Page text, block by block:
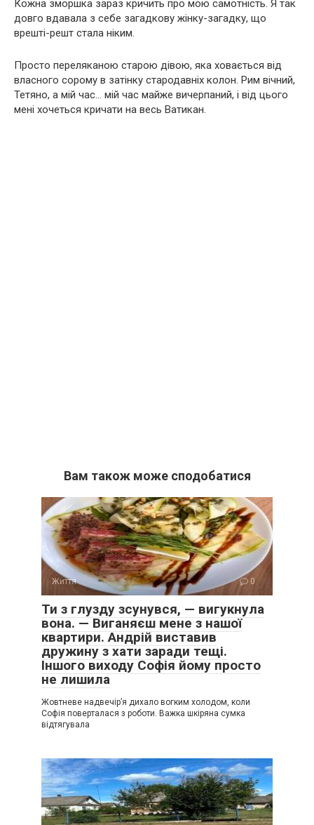
Кожна зморшка зараз кричить про мою самотність. Я так
довго вдавала з себе загадкову жінку-загадку, що
врешті-решт стала ніким.
Просто переляканою старою дівою, яка ховається від
власного сорому в затінку стародавніх колон. Рим вічний,
Тетяно, а мій час… мій час майже вичерпаний, і від цього
мені хочеться кричати на весь Ватикан.
Вам також може сподобатися
Життя 0
Ти з глузду зсунувся, — вигукнула
вона. — Виганяєш мене з нашої
квартири. Андрій виставив
дружину з хати заради тещі.
Іншого виходу Софія йому просто
не лишила
Жовтневе надвечір’я дихало вогким холодом, коли
Софія поверталася з роботи. Важка шкіряна сумка
відтягувала